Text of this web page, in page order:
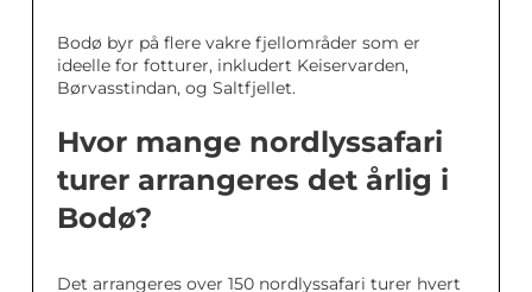
Bodø byr på flere vakre fjellområder som er
ideelle for fotturer, inkludert Keiservarden,
Børvasstindan, og Saltfjellet.
Hvor mange nordlyssafari
turer arrangeres det årlig i
Bodø?
Det arrangeres over 150 nordlyssafari turer hvert